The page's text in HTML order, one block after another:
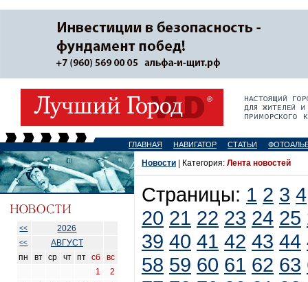
ГЛАВНАЯ НАВИГАТОР СТАТЬИ
<< 2026
<<
АВГУСТ
пн
вт ср чт пт сб
вс
1
2
Новости | Категория: Лента новостей
Страницы: 1 2 3 4
20 21 22 23 24 25
39 40 41 42 43 44
58 59 60 61 62 63